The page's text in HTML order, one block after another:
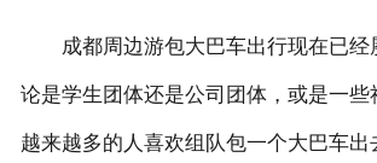
成都周边游包大巴车出行现在已经
论是学生团体还是公司团体，或是一些
越来越多的人喜欢组队包一个大巴车出